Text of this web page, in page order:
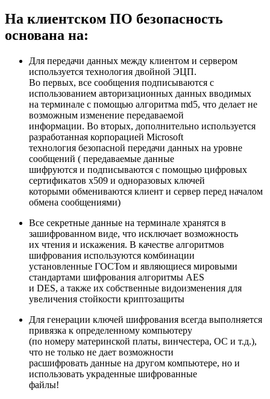
На клиентском ПО безопасность
основана на:
Для передачи данных между клиентом и сервером
используется технология двойной ЭЦП.
Во первых, все сообщения подписываются с
использованием авторизационных данных вводимых
на терминале с помощью алгоритма md5, что делает не
возможным изменение передаваемой
информации. Во вторых, дополнительно используется
разработанная корпорацией Microsoft
технология безопасной передачи данных на уровне
сообщений ( передаваемые данные
шифруются и подписываются с помощью цифровых
сертификатов x509 и одноразовых ключей
которыми обмениваются клиент и сервер перед началом
обмена сообщениями)
Все секретные данные на терминале хранятся в
зашифрованном виде, что исключает возможность
их чтения и искажения. В качестве алгоритмов
шифрования используются комбинации
установленные ГОСТом и являющиеся мировыми
стандартами шифрования алгоритмы AES
и DES, а также их собственные видоизменения для
увеличения стойкости криптозащиты
Для генерации ключей шифрования всегда выполняется
привязка к определенному компьютеру
(по номеру материнской платы, винчестера, ОС и т.д.),
что не только не дает возможности
расшифровать данные на другом компьютере, но и
использовать украденные шифрованные
файлы!